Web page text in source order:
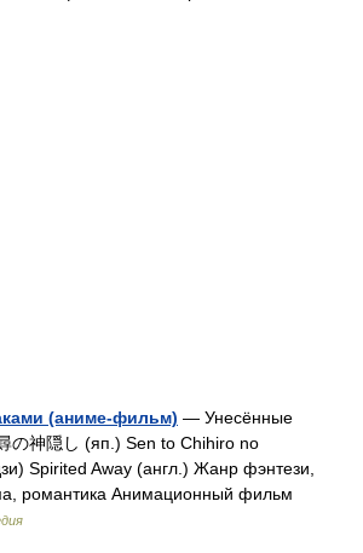
(аниме-фильм) — Унесённые
の神隠し (яп.) Sen to Chihiro no
Spirited Away (англ.) Жанр фэнтези,
романтика Анимационный фильм